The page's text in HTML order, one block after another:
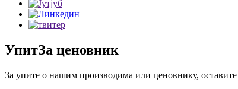
УпитЗа ценовник
За упите о нашим производима или ценовнику,